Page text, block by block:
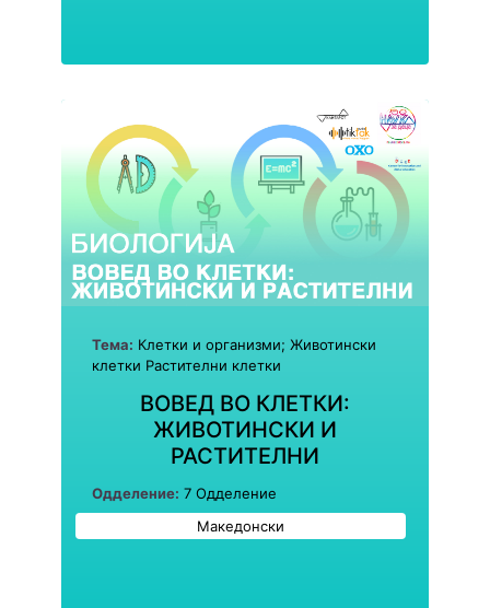
Тема: Клетки и организми; Животински
клетки Растителни клетки
ВОВЕД ВО КЛЕТКИ:
ЖИВОТИНСКИ И
РАСТИТЕЛНИ
Одделение: 7 Одделение
Македонски